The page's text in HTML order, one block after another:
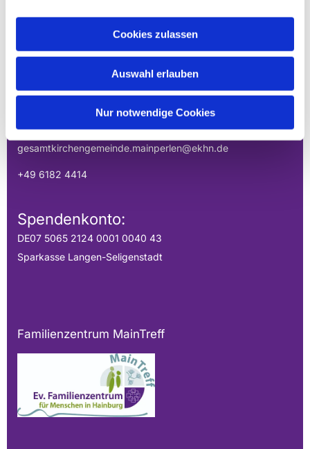
Cookies zulassen
Auswahl erlauben
Nur notwendige Cookies
EVANGELISCHE
GESAMTKIRCHENGEMEINDE DER
MAINPERLEN
Uhlandstraße 1
Hainburg, Hessen 63512
gesamtkirchengemeinde.mainperlen@ekhn.de
+49 6182 4414
Spendenkonto:
DE07 5065 2124 0001 0040 43
Sparkasse Langen-Seligenstadt
Familienzentrum MainTreff